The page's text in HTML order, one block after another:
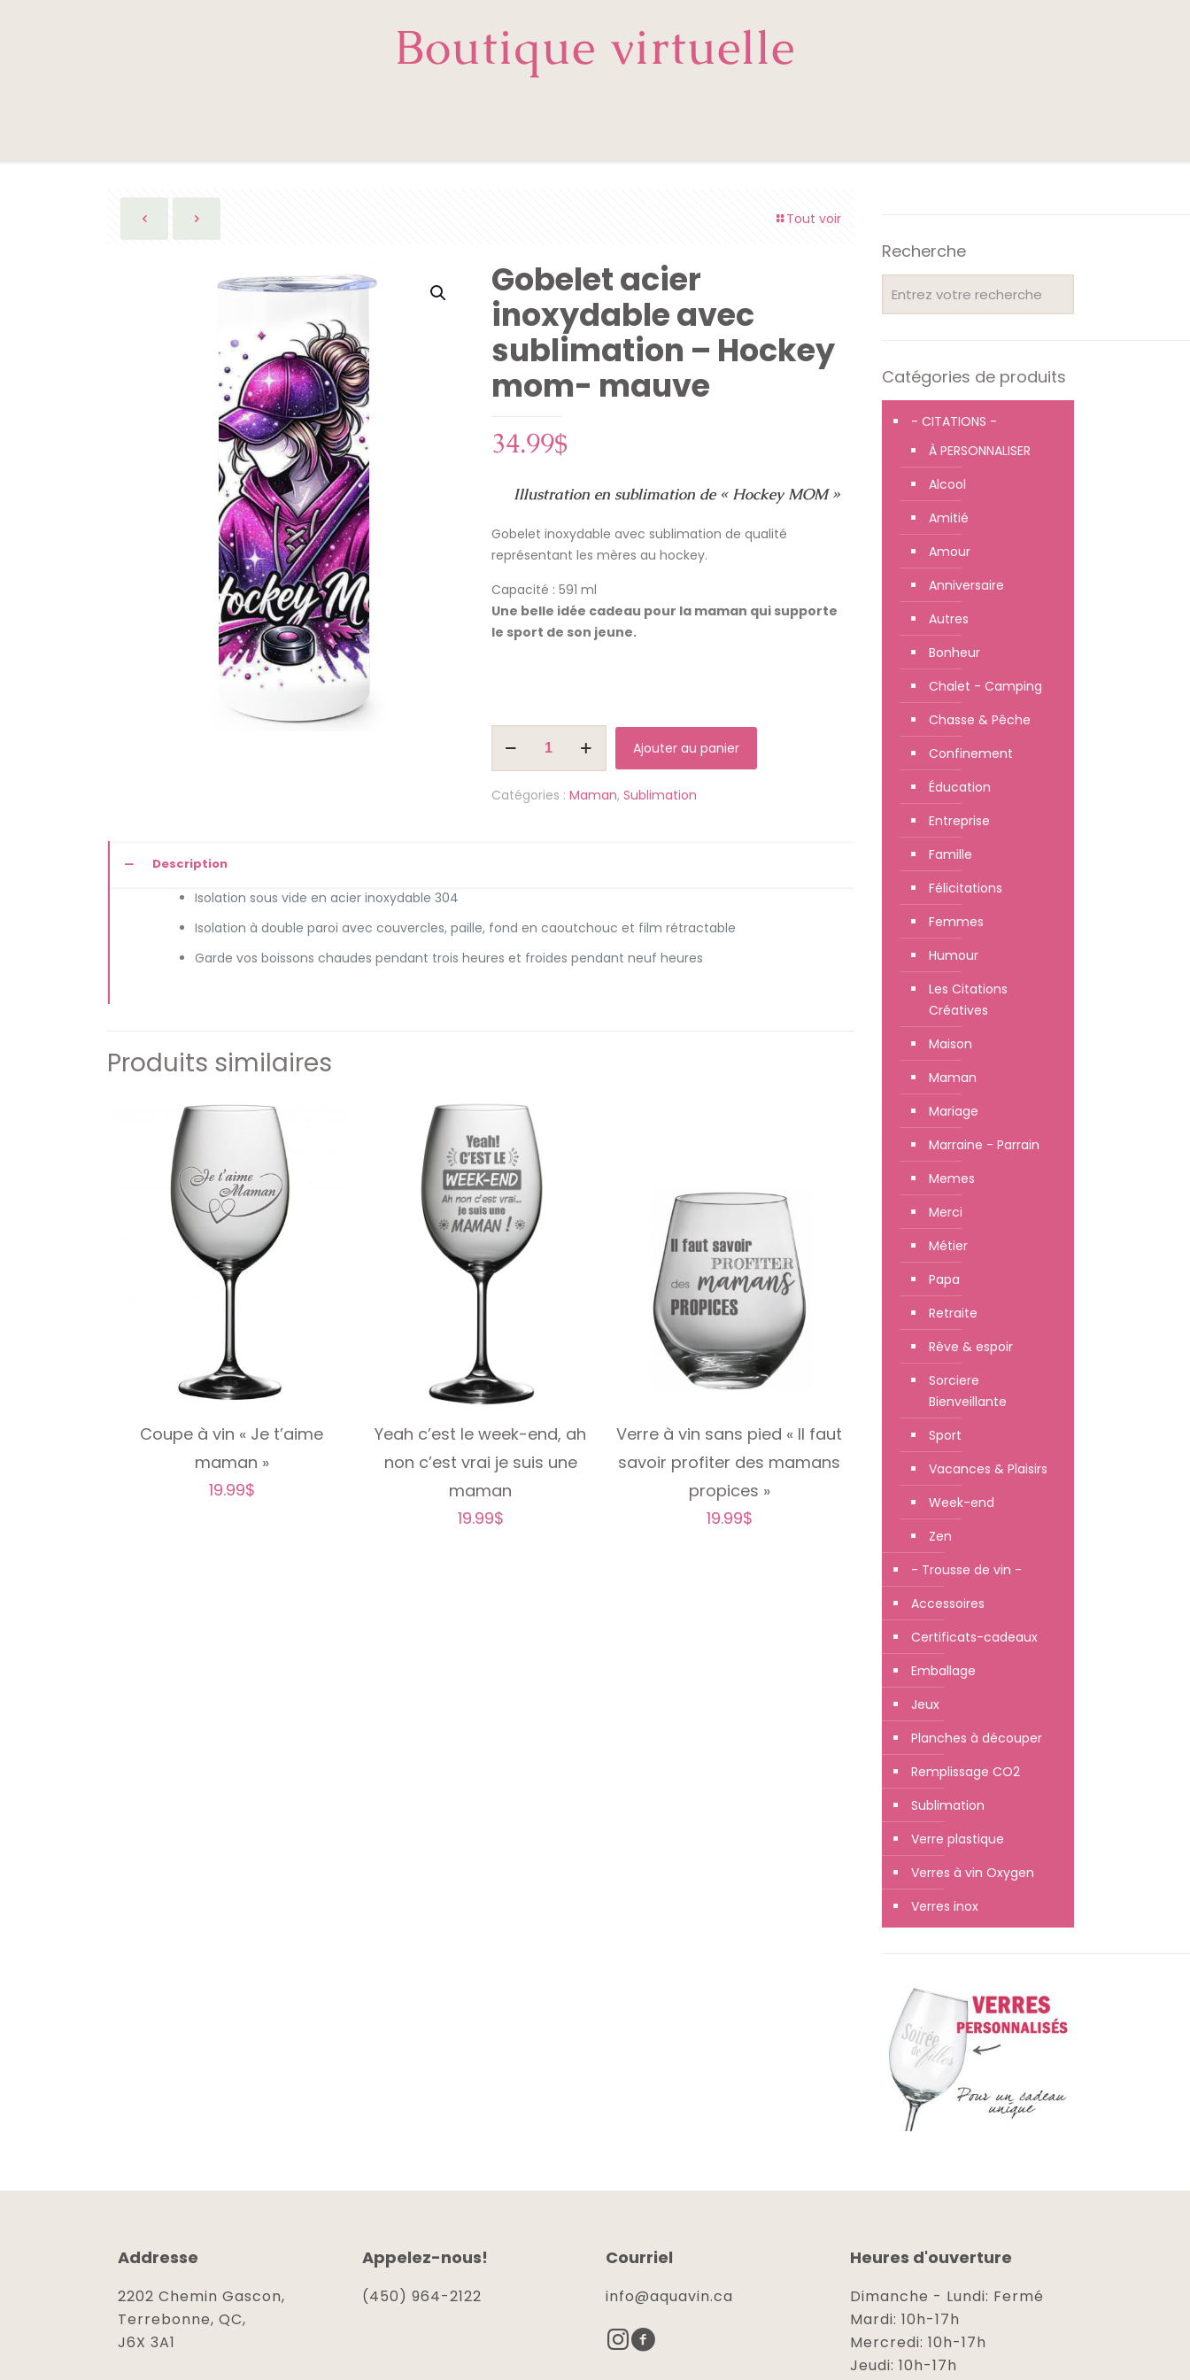
Boutique virtuelle
Tout voir
Gobelet acier
inoxydable avec
sublimation – Hockey
mom- mauve
34.99$
Illustration en sublimation de « Hockey MOM »
Gobelet inoxydable avec sublimation de qualité
représentant les mères au hockey.
Capacité : 591 ml
Une belle idée cadeau pour la maman qui supporte
le sport de son jeune.
acier
mom-
Ajouter au panier
Catégories : Maman, Sublimation
Description
Isolation sous vide en acier inoxydable 304
Isolation à double paroi avec couvercles, paille, fond en caoutchouc et film rétractable
Garde vos boissons chaudes pendant trois heures et froides pendant neuf heures
Produits similaires
Coupe à vin « Je t’aime
maman »
19.99$
Yeah c’est le week-end, ah
non c’est vrai je suis une
maman
19.99$
Verre à vin sans pied « Il faut
savoir profiter des mamans
propices »
19.99$
Recherche
Catégories de produits
- CITATIONS -
À PERSONNALISER
Alcool
Amitié
Amour
Anniversaire
Autres
Bonheur
Chalet - Camping
Chasse & Pêche
Confinement
Éducation
Entreprise
Famille
Félicitations
Femmes
Humour
Les Citations
Créatives
Maison
Maman
Mariage
Marraine - Parrain
Memes
Merci
Métier
Papa
Retraite
Rêve & espoir
Sorciere
Bienveillante
Sport
Vacances & Plaisirs
Week-end
Zen
- Trousse de vin -
Accessoires
Certificats-cadeaux
Emballage
Jeux
Planches à découper
Remplissage CO2
Sublimation
Verre plastique
Verres à vin Oxygen
Verres inox
Addresse
2202 Chemin Gascon,
Terrebonne, QC,
J6X 3A1
Appelez-nous!
(450) 964-2122
Courriel
info@aquavin.ca
Heures d'ouverture
Dimanche - Lundi: Fermé
Mardi: 10h-17h
Mercredi: 10h-17h
Jeudi: 10h-17h